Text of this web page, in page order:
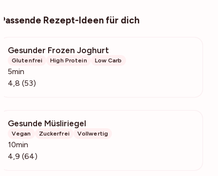
Passende Rezept-Ideen für dich
Gesunder Frozen Joghurt
Glutenfrei High Protein Low Carb
5min
4,8 (53)
Gesunde Müsliriegel
Vegan Zuckerfrei Vollwertig
10min
4,9 (64)